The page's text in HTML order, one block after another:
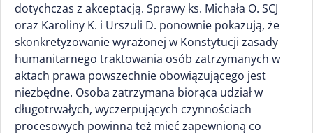
dotychczas z akceptacją. Sprawy ks. Michała O. SCJ
oraz Karoliny K. i Urszuli D. ponownie pokazują, że
skonkretyzowanie wyrażonej w Konstytucji zasady
humanitarnego traktowania osób zatrzymanych w
aktach prawa powszechnie obowiązującego jest
niezbędne. Osoba zatrzymana biorąca udział w
długotrwałych, wyczerpujących czynnościach
procesowych powinna też mieć zapewnioną co